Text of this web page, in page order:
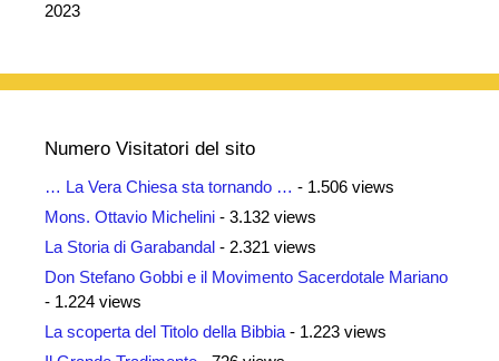
2023
Numero Visitatori del sito
… La Vera Chiesa sta tornando … - 1.506 views
Mons. Ottavio Michelini - 3.132 views
La Storia di Garabandal - 2.321 views
Don Stefano Gobbi e il Movimento Sacerdotale Mariano
- 1.224 views
La scoperta del Titolo della Bibbia - 1.223 views